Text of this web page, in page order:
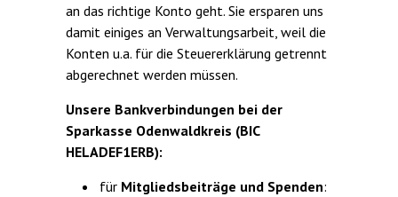
an das richtige Konto geht. Sie ersparen uns
damit einiges an Verwaltungsarbeit, weil die
Konten u.a. für die Steuererklärung getrennt
abgerechnet werden müssen.
Unsere Bankverbindungen bei der
Sparkasse Odenwaldkreis (BIC
HELADEF1ERB):
für Mitgliedsbeiträge und Spenden: